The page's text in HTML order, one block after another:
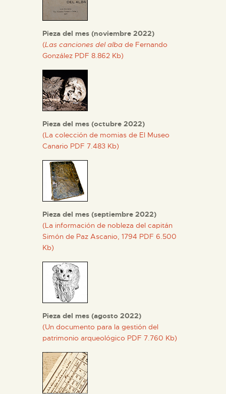
Pieza del mes (noviembre 2022)
(Las canciones del alba de Fernando
González PDF 8.862 Kb)
Pieza del mes (octubre 2022)
(La colección de momias de El Museo
Canario PDF 7.483 Kb)
Pieza del mes (septiembre 2022)
(La información de nobleza del capitán
Simón de Paz Ascanio, 1794 PDF 6.500
Kb)
Pieza del mes (agosto 2022)
(Un documento para la gestión del
patrimonio arqueológico PDF 7.760 Kb)